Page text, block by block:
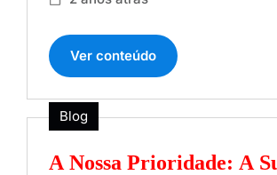
Ver conteúdo
Blog
A Nossa Prioridade: A